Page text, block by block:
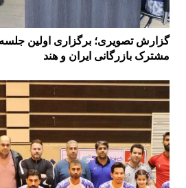
گزارش تصویری؛ برگزاری اولین
مشترک بازرگانی ایران و هند